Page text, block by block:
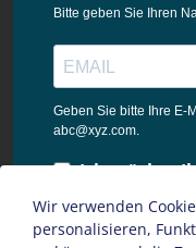
Bitte geben Sie Ihren
Geben Sie bitte Ihre E-
abc@xyz.com.
Ich möchte
und
Wir verwenden
personalisieren,